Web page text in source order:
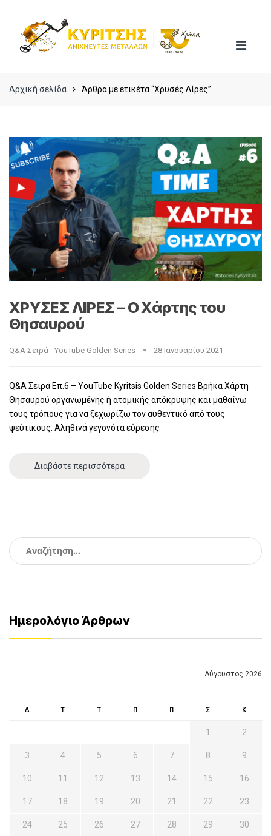
navigation
content
Αρχική σελίδα Άρθρα με ετικέτα “Χρυσές Λίρες”
ΧΡΥΣΕΣ ΛΙΡΕΣ – Ο Χάρτης του
Θησαυρού
Q&A Σειρά - YouTube Golden Series 28 Ιανουαρίου 2021
Q&A Σειρά Επ.6 – YouTube Kyritsis Golden Series Βρήκα Χάρτη
Θησαυρού οργανωμένης ή ατομικής απόκρυψης και μαθαίνω
τους τρόπους για να ξεχωρίζω τον αυθεντικό από τους
ψεύτικους. Αληθινά γεγονότα εύρεσης
Διαβάστε περισσότερα
Αναζήτηση
για:
Ημερολόγιο Άρθρων
Αύγουστος 2026
Δ Τ Τ Π Π Σ Κ
1 2
3 4 5 6 7 8 9
10 11 12 13 14 15 16
17 18 19 20 21 22 23
24 25 26 27 28 29 30